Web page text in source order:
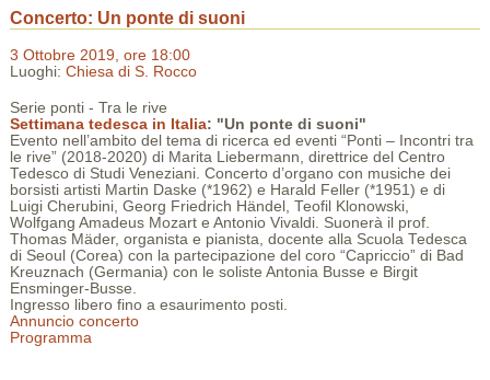
Concerto: Un ponte di suoni
3 Ottobre 2019, ore 18:00
Luoghi: Chiesa di S. Rocco
Serie ponti - Tra le rive
Settimana tedesca in Italia: "Un ponte di suoni"
Evento nell’ambito del tema di ricerca ed eventi “Ponti – Incontri tra
le rive” (2018-2020) di Marita Liebermann, direttrice del Centro
Tedesco di Studi Veneziani. Concerto d’organo con musiche dei
borsisti artisti Martin Daske (*1962) e Harald Feller (*1951) e di
Luigi Cherubini, Georg Friedrich Händel, Teofil Klonowski,
Wolfgang Amadeus Mozart e Antonio Vivaldi. Suonerà il prof.
Thomas Mäder, organista e pianista, docente alla Scuola Tedesca
di Seoul (Corea) con la partecipazione del coro “Capriccio” di Bad
Kreuznach (Germania) con le soliste Antonia Busse e Birgit
Ensminger-Busse.
Ingresso libero fino a esaurimento posti.
Annuncio concerto
Programma